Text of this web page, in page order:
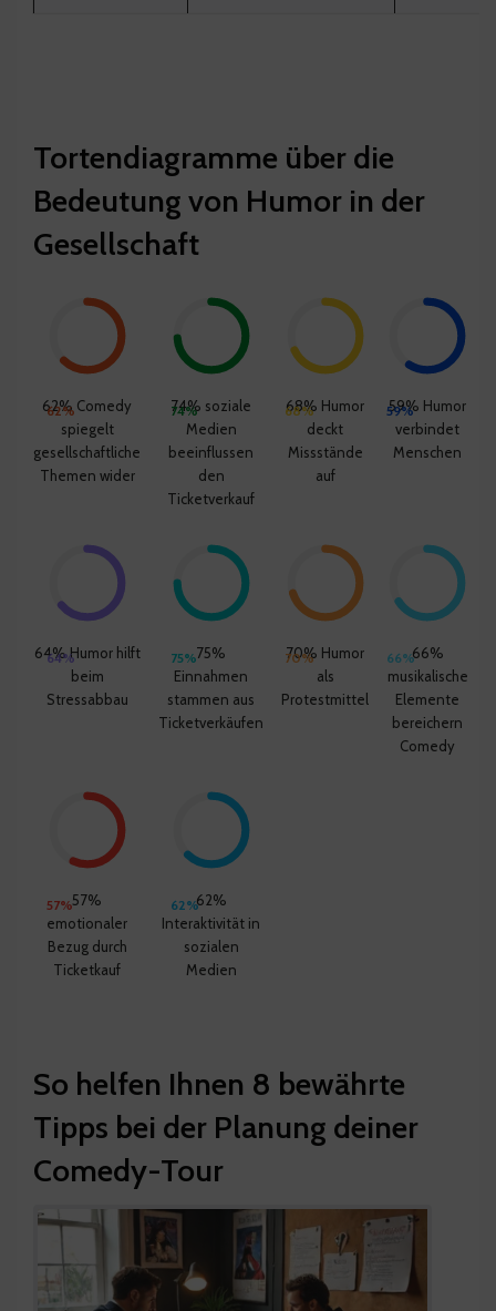
Tortendiagramme über die
Bedeutung von Humor in der
Gesellschaft
62%
62% Comedy
spiegelt
gesellschaftliche
Themen wider
74%
74% soziale
Medien
beeinflussen
den
Ticketverkauf
68%
68% Humor
deckt
Missstände
auf
59%
59% Humor
verbindet
Menschen
64%
64% Humor hilft
beim
Stressabbau
75%75%
Einnahmen
stammen aus
Ticketverkäufen
70%
70% Humor
als
Protestmittel
66%66%
musikalische
Elemente
bereichern
Comedy
57%57%
emotionaler
Bezug durch
Ticketkauf
62%62%
Interaktivität in
sozialen
Medien
So helfen Ihnen 8 bewährte
Tipps bei der Planung deiner
Comedy-Tour